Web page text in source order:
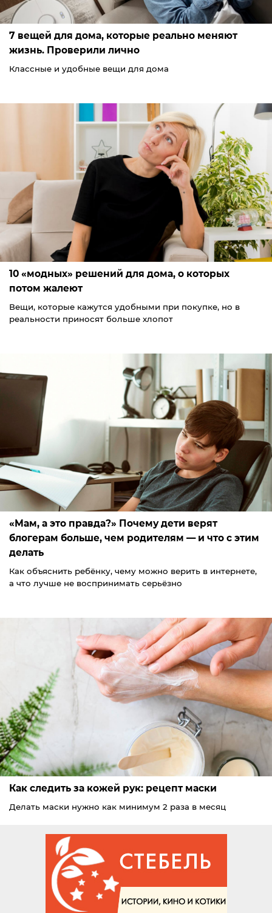
7 вещей для дома, которые реально меняют
жизнь. Проверили лично
Классные и удобные вещи для дома
10 «модных» решений для дома, о которых
потом жалеют
Вещи, которые кажутся удобными при покупке, но в
реальности приносят больше хлопот
«Мам, а это правда?» Почему дети верят
блогерам больше, чем родителям — и что с этим
делать
Как объяснить ребёнку, чему можно верить в интернете,
а что лучше не воспринимать серьёзно
Как следить за кожей рук: рецепт маски
Делать маски нужно как минимум 2 раза в месяц